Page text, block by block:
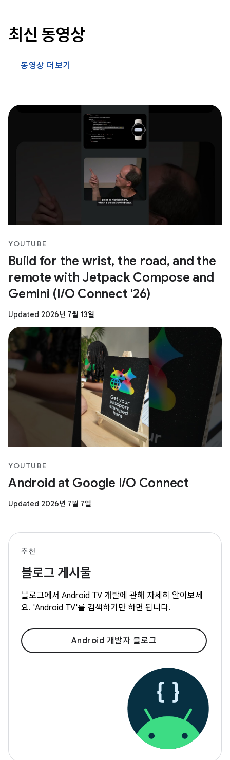
최신 동영상
동영상 더보기
YOUTUBE
Build for the wrist, the road, and the
remote with Jetpack Compose and
Gemini (I/O Connect '26)
Updated 2026년 7월 13일
YOUTUBE
Android at Google I/O Connect
Updated 2026년 7월 7일
추천
블로그 게시물
블로그에서 Android TV 개발에 관해 자세히 알아보세
요. 'Android TV'를 검색하기만 하면 됩니다.
Android 개발자 블로그